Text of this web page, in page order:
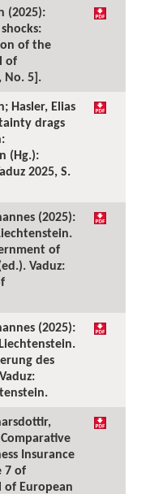
(2025):
of the
of
No. 5].
Hasler, Elias
drags
(Hg.):
2025, S.
(2025):
of
Vaduz:
(2025):
des
Insurance
7 of
of European